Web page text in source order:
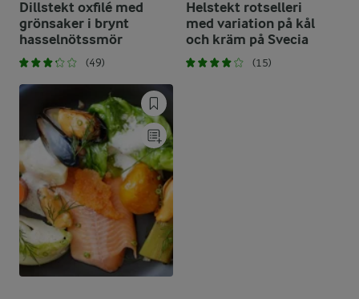
Dillstekt oxfilé med
grönsaker i brynt
hasselnötssmör
(49)
Helstekt rotselleri
med variation på kål
och kräm på Svecia
(15)